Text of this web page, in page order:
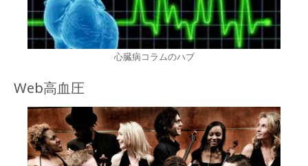
心臓病コラムのハブ
Web高血圧